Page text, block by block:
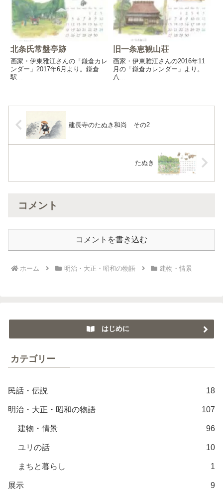
北条氏常盤亭跡
画家・伊東雅江さんの「鎌倉カレ
ンダー」2017年6月より。鎌倉
駅...
旧一条恵観山荘
画家・伊東雅江さんの2016年11
月の「鎌倉カレンダー」より。
八...
建長寺のたぬき和尚 その2
たぬき
コメント
コメントを書き込む
ホーム 明治・大正・昭和の物語 建物・情景
はじめに
カテゴリー
民話・伝説 18
明治・大正・昭和の物語 107
建物・情景 96
ユリの話 10
まちと暮らし 1
展示 9